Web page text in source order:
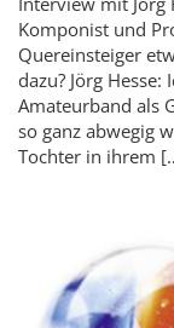
Komponist und
Quereinsteiger
dazu? Jörg
Amateurband als
so ganz abwegig
Tochter in ihrem